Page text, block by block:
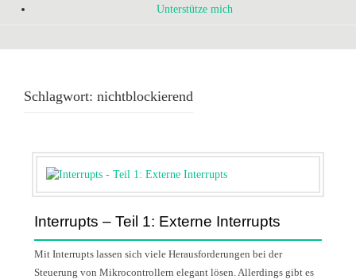
Unterstütze mich
Schlagwort: nichtblockierend
Interrupts – Teil 1: Externe Interrupts
Mit Interrupts lassen sich viele Herausforderungen bei der
Steuerung von Mikrocontrollern elegant lösen. Allerdings gibt es